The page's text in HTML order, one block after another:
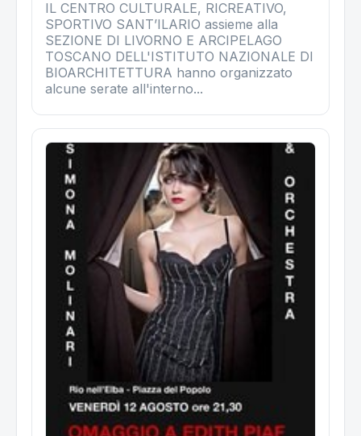
IL CENTRO CULTURALE, RICREATIVO,
SPORTIVO SANT’ILARIO assieme alla
SEZIONE DI LIVORNO E ARCIPELAGO
TOSCANO DELL'ISTITUTO NAZIONALE DI
BIOARCHITETTURA hanno organizzato
alcune serate all'interno...